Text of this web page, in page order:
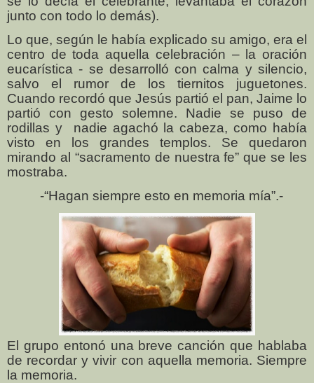
junto con todo lo demás).
Lo que, según le había explicado su amigo, era el
centro de toda aquella celebración – la oración
eucarística - se desarrolló con calma y silencio,
salvo el rumor de los tiernitos juguetones.
Cuando recordó que Jesús partió el pan, Jaime lo
partió con gesto solemne. Nadie se puso de
rodillas y
nadie agachó la cabeza, como había
visto en los grandes templos. Se quedaron
mirando al “sacramento de nuestra fe” que se les
mostraba.
-“Hagan siempre esto en memoria mía”.-
El grupo entonó una breve canción que hablaba
de recordar y vivir con aquella memoria. Siempre
la memoria.